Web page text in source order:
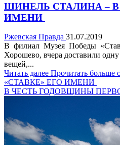
ШИНЕЛЬ СТАЛИНА – В
ИМЕНИ
Ржевская Правда 31.07.2019
В филиал Музея Победы
Хорошево, вчера доставили
вещей,...
Читать далее Прочитать
«СТАВКЕ» ЕГО ИМЕНИ
В ЧЕСТЬ ГОДОВЩИНЫ